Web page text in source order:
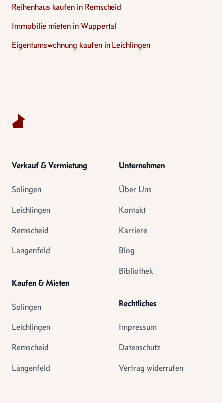
Reihenhaus kaufen in Remscheid
Immobilie mieten in Wuppertal
Eigentumswohnung kaufen in Leichlingen
Verkauf & Vermietung
Solingen
Leichlingen
Remscheid
Langenfeld
Kaufen & Mieten
Solingen
Leichlingen
Remscheid
Langenfeld
Unternehmen
Über Uns
Kontakt
Karriere
Blog
Bibliothek
Rechtliches
Impressum
Datenschutz
Vertrag widerrufen